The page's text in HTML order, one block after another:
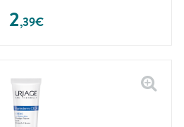
2,39€